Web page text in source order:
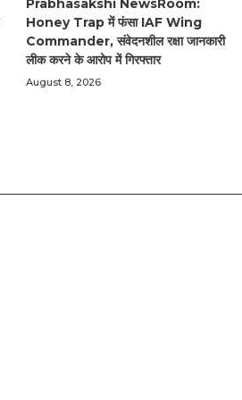
Prabhasakshi NewsRoom:
Honey Trap में फंसा IAF Wing
Commander, संवेदनशील रक्षा जानकारी
लीक करने के आरोप में गिरफ्तार
August 8, 2026